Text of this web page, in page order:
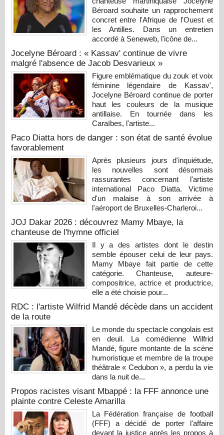
Béroard souhaite un rapprochement
concret entre l'Afrique de l'Ouest et
les Antilles. Dans un entretien
accordé à Seneweb, l'icône de...
Jocelyne Béroard : « Kassav' continue de vivre
malgré l'absence de Jacob Desvarieux »
Figure emblématique du zouk et voix
féminine légendaire de Kassav',
Jocelyne Béroard continue de porter
haut les couleurs de la musique
antillaise. En tournée dans les
Caraïbes, l'artiste...
Paco Diatta hors de danger : son état de santé évolue
favorablement
Après plusieurs jours d'inquiétude,
les nouvelles sont désormais
rassurantes concernant l'artiste
international Paco Diatta. Victime
d'un malaise à son arrivée à
l'aéroport de Bruxelles-Charleroi...
JOJ Dakar 2026 : découvrez Mamy Mbaye, la
chanteuse de l'hymne officiel
Il y a des artistes dont le destin
semble épouser celui de leur pays.
Mamy Mbaye fait partie de cette
catégorie. Chanteuse, auteure-
compositrice, actrice et productrice,
elle a été choisie pour...
RDC : l'artiste Wilfrid Mandé décède dans un accident
de la route
Le monde du spectacle congolais est
en deuil. La comédienne Wilfrid
Mandé, figure montante de la scène
humoristique et membre de la troupe
théâtrale « Cedubon », a perdu la vie
dans la nuit de...
Propos racistes visant Mbappé : la FFF annonce une
plainte contre Celeste Amarilla
La Fédération française de football
(FFF) a décidé de porter l'affaire
devant la justice après les propos à